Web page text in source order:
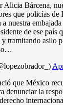
Alicia Bárcena,
que policías de
nuestra
de ese país
tramitando asilo
que México
denunciar la